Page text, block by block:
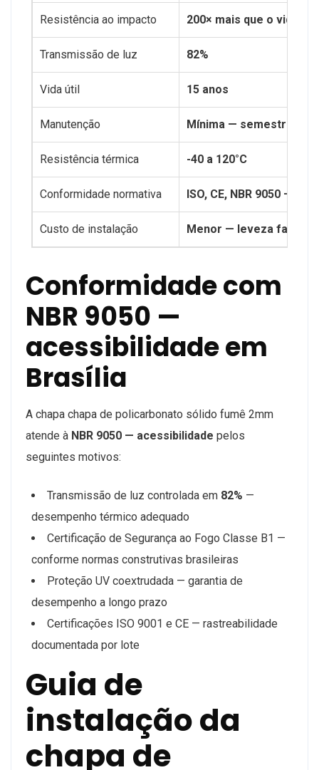
Resistência ao impacto 200× mais que o vidro
Transmissão de luz 82%
Vida útil 15 anos
Manutenção Mínima —
Resistência térmica -40 a 120°C
Conformidade normativa ISO, CE, NBR 9050 —
Custo de instalação Menor — leveza facilita
Conformidade com
NBR 9050 —
acessibilidade em
Brasília
A chapa chapa de policarbonato sólido fumê 2mm
atende à NBR 9050 — acessibilidade pelos
seguintes motivos:
Transmissão de luz controlada em 82% —
desempenho térmico adequado
Certificação de Segurança ao Fogo Classe B1 —
conforme normas construtivas brasileiras
Proteção UV coextrudada — garantia de
desempenho a longo prazo
Certificações ISO 9001 e CE — rastreabilidade
documentada por lote
Guia de
instalação da
chapa de